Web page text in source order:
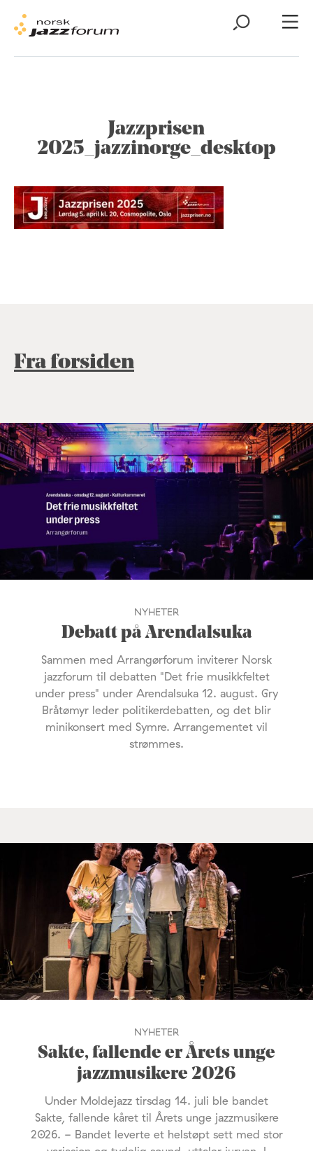
Jazzprisen
2025_jazzinorge_desktop
Fra forsiden
NYHETER
Debatt på Arendalsuka
Sammen med Arrangørforum inviterer Norsk
jazzforum til debatten "Det frie musikkfeltet
under press" under Arendalsuka 12. august. Gry
Bråtømyr leder politikerdebatten, og det blir
minikonsert med Symre. Arrangementet vil
strømmes.
NYHETER
Sakte, fallende er Årets unge
jazzmusikere 2026
Under Moldejazz tirsdag 14. juli ble bandet
Sakte, fallende kåret til Årets unge jazzmusikere
2026. - Bandet leverte et helstøpt sett med stor